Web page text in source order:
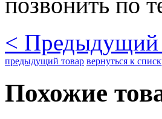
< Предыдущий
предыдущий товар вернуться к
Похожие